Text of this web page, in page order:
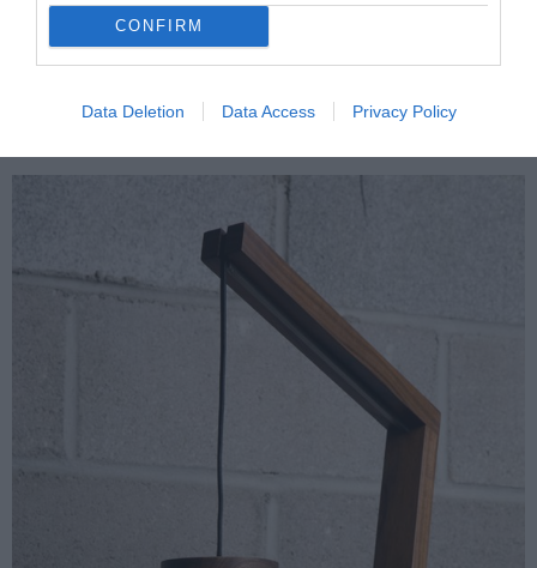
CONFIRM
Data Deletion Data Access Privacy Policy
Fotó: www.dutchbees.com
lámpa, de nyilván nem ez volt a cél